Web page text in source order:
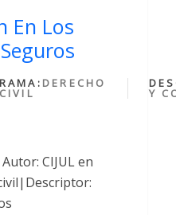
En Los
RAMA: DERECHO
CIVIL Y
CIJUL en